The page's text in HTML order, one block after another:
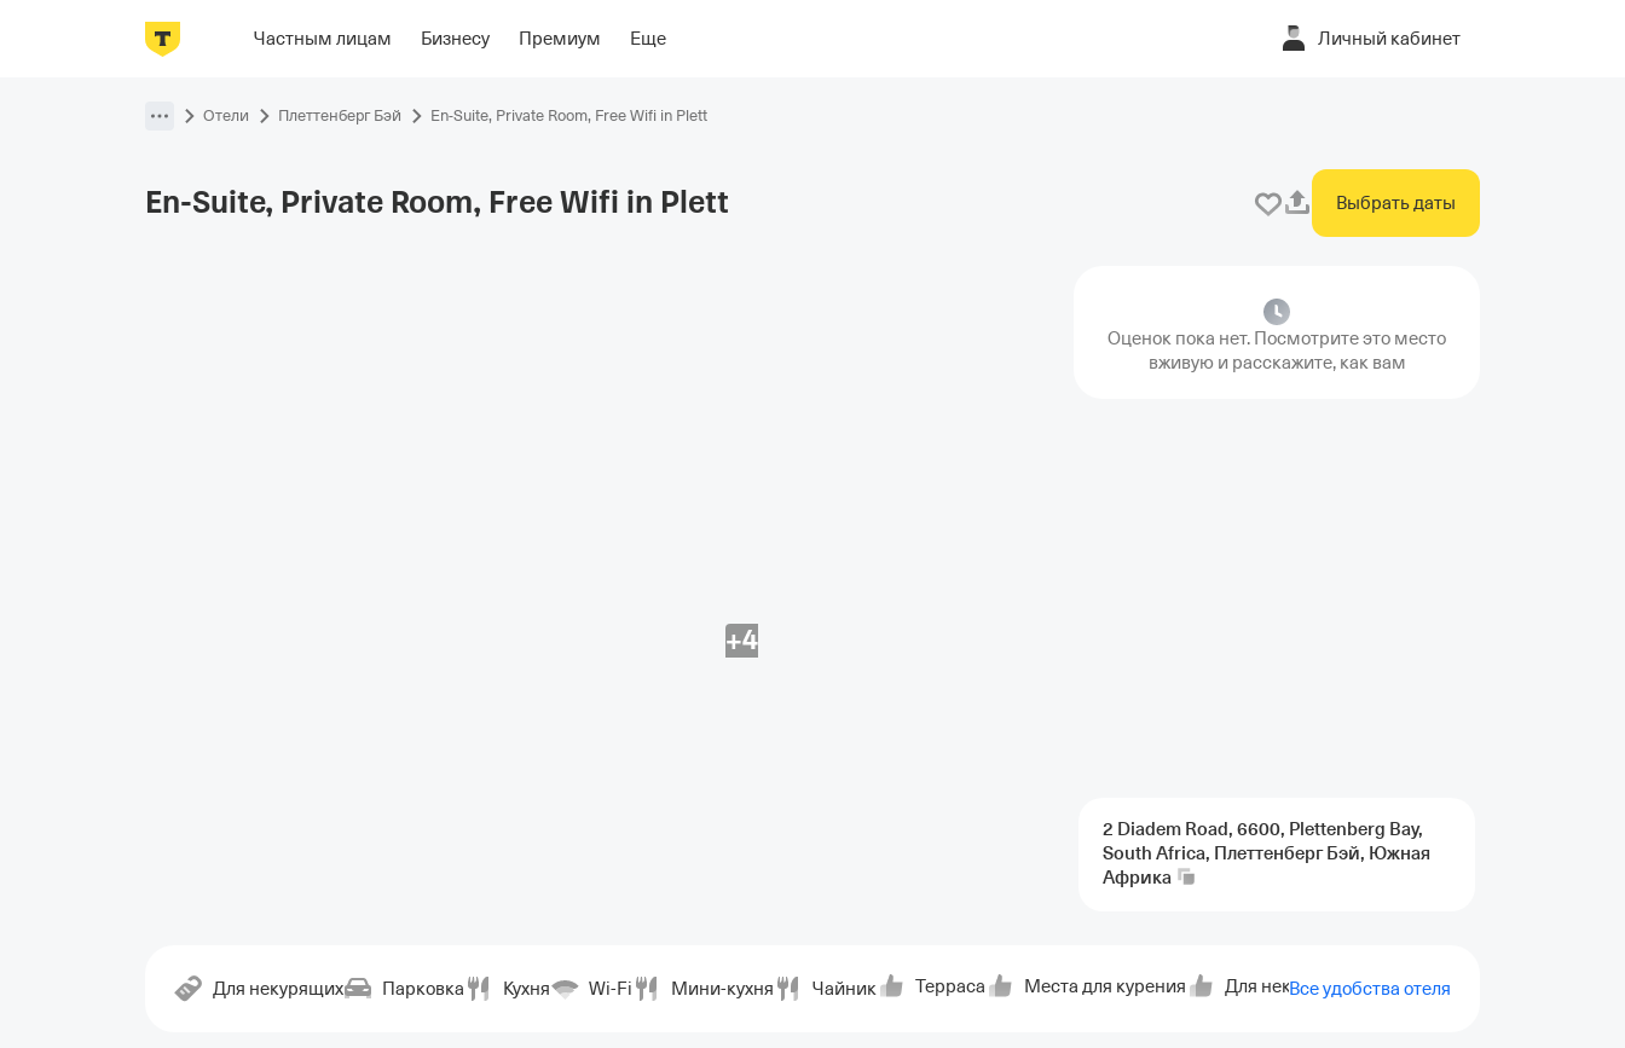
Частным лицам Бизнесу Премиум Еще Личный кабинет
Фотографии НомераРасположениеОб отеле
Отели Плеттенберг Бэй En-Suite, Private Room, Free Wifi in Plett
En-Suite, Private Room, Free Wifi in Plett Выбрать даты
+4
Оценок пока нет. Посмотрите это место
вживую и расскажите, как вам
2 Diadem Road, 6600, Plettenberg Bay,
South Africa, Плеттенберг Бэй, Южная
Африка
Для некурящих Парковка Кухня Wi-Fi Мини-кухня Чайник Терраса Места для курения Для некурящих Отопление
Все удобства отеля